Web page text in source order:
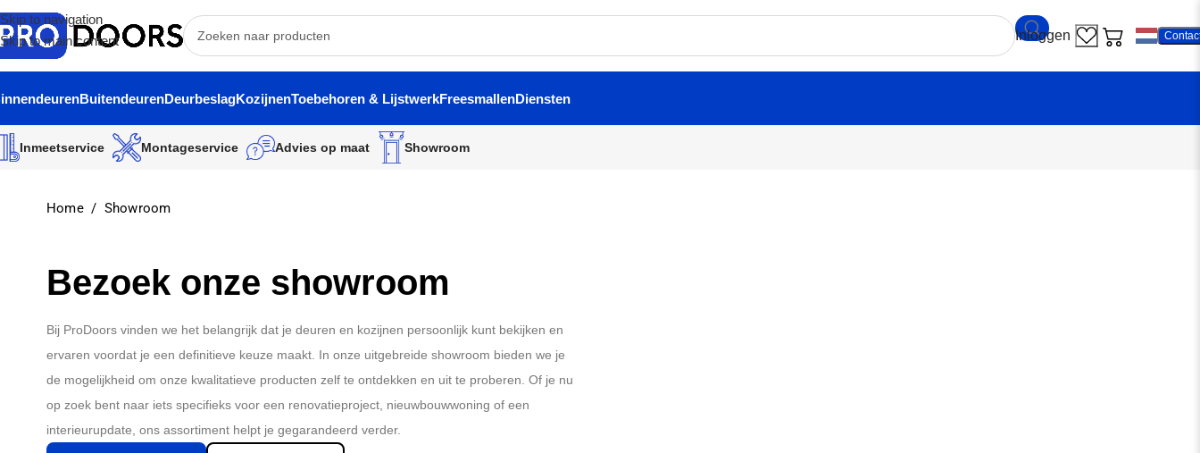
Skip to navigation
Skip to main content
BuitendeurenDeurbeslagKozijnenToebehoren & LijstwerkFreesmallenDiensten
Inmeetservice Montageservice Advies op maat Showroom
Home / Showroom
Bezoek onze showroom
Bij ProDoors vinden we het belangrijk dat je deuren en kozijnen persoonlijk kunt bekijken en
ervaren voordat je een definitieve keuze maakt. In onze uitgebreide showroom bieden we je
de mogelijkheid om onze kwalitatieve producten zelf te ontdekken en uit te proberen. Of je nu
op zoek bent naar iets specifieks voor een renovatieproject, nieuwbouwwoning of een
interieurupdate, ons assortiment helpt je gegarandeerd verder.